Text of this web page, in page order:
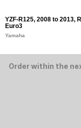
YZF-R125, 2008 to 2013,
Euro3
Yamaha
Order within the